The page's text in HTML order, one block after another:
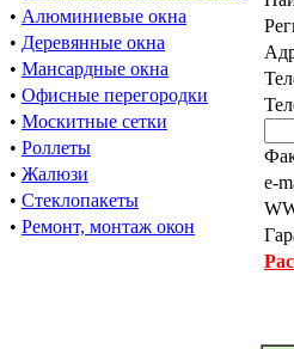
• Алюминиевые окна
• Деревянные окна
• Мансардные окна
• Офисные перегородки
• Москитные сетки
• Роллеты
• Жалюзи
• Стеклопакеты
• Ремонт, монтаж окон
e-